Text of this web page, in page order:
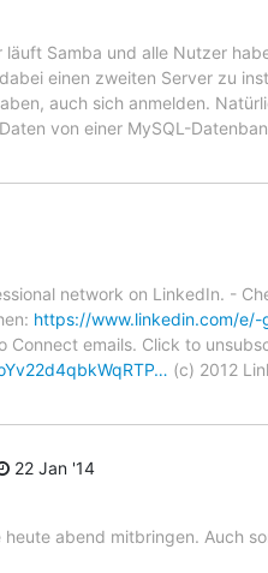
läuft Samba und alle Nutzer
einen zweiten Server zu
auch sich anmelden.
von einer MySQL-
network on LinkedIn. -
https://www.linkedin.com/
Connect emails. Click to
(c) 2012
22 Jan '14
abend mitbringen. Auch